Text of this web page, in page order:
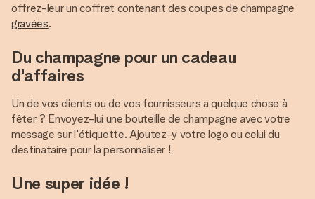
offrez-leur un coffret contenant des coupes de champagne
gravées.
Du champagne pour un cadeau
d'affaires
Un de vos clients ou de vos fournisseurs a quelque chose à
fêter ? Envoyez-lui une bouteille de champagne avec votre
message sur l'étiquette. Ajoutez-y votre logo ou celui du
destinataire pour la personnaliser !
Une super idée !